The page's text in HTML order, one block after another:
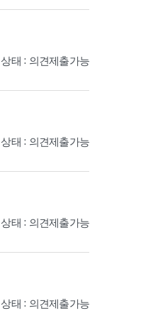
상태 : 의견제출가능
상태 : 의견제출가능
상태 : 의견제출가능
상태 : 의견제출가능